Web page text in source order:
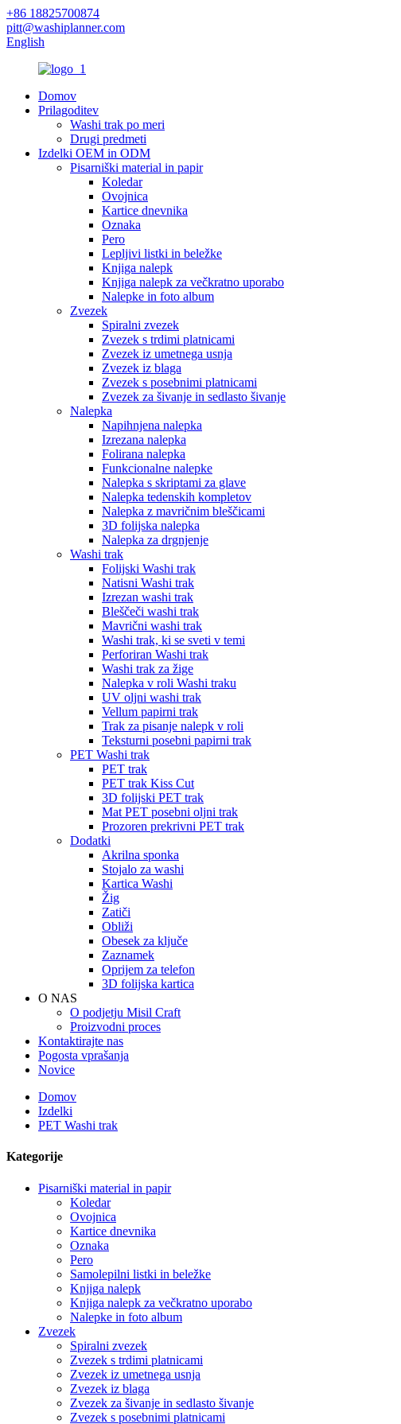
+86 18825700874
pitt@washiplanner.com
English
Domov
Prilagoditev
Washi trak po meri
Drugi predmeti
Izdelki OEM in ODM
Pisarniški material in papir
Koledar
Ovojnica
Kartice dnevnika
Oznaka
Pero
Lepljivi listki in beležke
Knjiga nalepk
Knjiga nalepk za večkratno uporabo
Nalepke in foto album
Zvezek
Spiralni zvezek
Zvezek s trdimi platnicami
Zvezek iz umetnega usnja
Zvezek iz blaga
Zvezek s posebnimi platnicami
Zvezek za šivanje in sedlasto šivanje
Nalepka
Napihnjena nalepka
Izrezana nalepka
Folirana nalepka
Funkcionalne nalepke
Nalepka s skriptami za glave
Nalepka tedenskih kompletov
Nalepka z mavričnim bleščicami
3D folijska nalepka
Nalepka za drgnjenje
Washi trak
Folijski Washi trak
Natisni Washi trak
Izrezan washi trak
Bleščeči washi trak
Mavrični washi trak
Washi trak, ki se sveti v temi
Perforiran Washi trak
Washi trak za žige
Nalepka v roli Washi traku
UV oljni washi trak
Vellum papirni trak
Trak za pisanje nalepk v roli
Teksturni posebni papirni trak
PET Washi trak
PET trak
PET trak Kiss Cut
3D folijski PET trak
Mat PET posebni oljni trak
Prozoren prekrivni PET trak
Dodatki
Akrilna sponka
Stojalo za washi
Kartica Washi
Žig
Zatiči
Obliži
Obesek za ključe
Zaznamek
Oprijem za telefon
3D folijska kartica
O NAS
O podjetju Misil Craft
Proizvodni proces
Kontaktirajte nas
Pogosta vprašanja
Novice
Domov
Izdelki
PET Washi trak
Kategorije
Pisarniški material in papir
Koledar
Ovojnica
Kartice dnevnika
Oznaka
Pero
Samolepilni listki in beležke
Knjiga nalepk
Knjiga nalepk za večkratno uporabo
Nalepke in foto album
Zvezek
Spiralni zvezek
Zvezek s trdimi platnicami
Zvezek iz umetnega usnja
Zvezek iz blaga
Zvezek za šivanje in sedlasto šivanje
Zvezek s posebnimi platnicami